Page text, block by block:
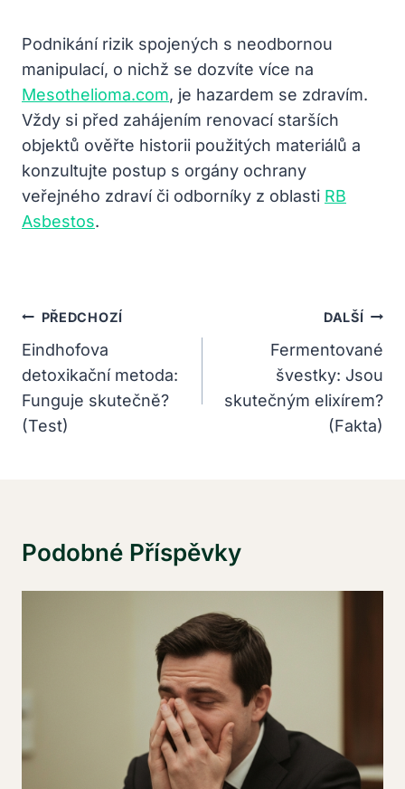
Podnikání rizik spojených s neodbornou
manipulací, o nichž se dozvíte více na
Mesothelioma.com, je hazardem se zdravím.
Vždy si před zahájením renovací starších
objektů ověřte historii použitých materiálů a
konzultujte postup s orgány ochrany
veřejného zdraví či odborníky z oblasti RB
Asbestos.
Navigace
Pro
Příspěvek
PŘEDCHOZÍ
Eindhofova
detoxikační metoda:
Funguje skutečně?
(Test)
DALŠÍ
Fermentované
švestky: Jsou
skutečným elixírem?
(Fakta)
Podobné Příspěvky